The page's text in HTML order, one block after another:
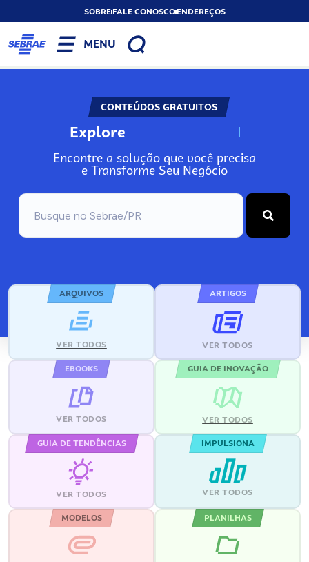
SOBREFALE CONOSCOENDEREÇOS
MENU
CONTEÚDOS GRATUITOS
Explore N
Encontre a solução que você precisa
e Transforme Seu Negócio
ARQUIVOS
VER TODOS
ARTIGOS
VER TODOS
EBOOKS
VER TODOS
GUIA DE INOVAÇÃO
VER TODOS
GUIA DE TENDÊNCIAS
VER TODOS
IMPULSIONA
VER TODOS
MODELOS PLANILHAS